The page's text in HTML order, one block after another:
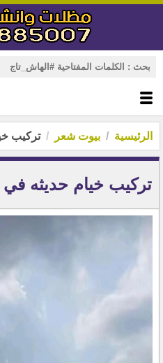
الرئيسية بيوت شعر تركيب
تركيب خيام حديثه